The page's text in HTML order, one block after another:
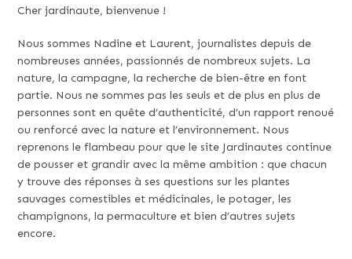
Cher jardinaute, bienvenue !
Nous sommes Nadine et Laurent, journalistes depuis de
nombreuses années, passionnés de nombreux sujets. La
nature, la campagne, la recherche de bien-être en font
partie. Nous ne sommes pas les seuls et de plus en plus de
personnes sont en quête d’authenticité, d’un rapport renoué
ou renforcé avec la nature et l’environnement. Nous
reprenons le flambeau pour que le site Jardinautes continue
de pousser et grandir avec la même ambition : que chacun
y trouve des réponses à ses questions sur les plantes
sauvages comestibles et médicinales, le potager, les
champignons, la permaculture et bien d’autres sujets
encore.